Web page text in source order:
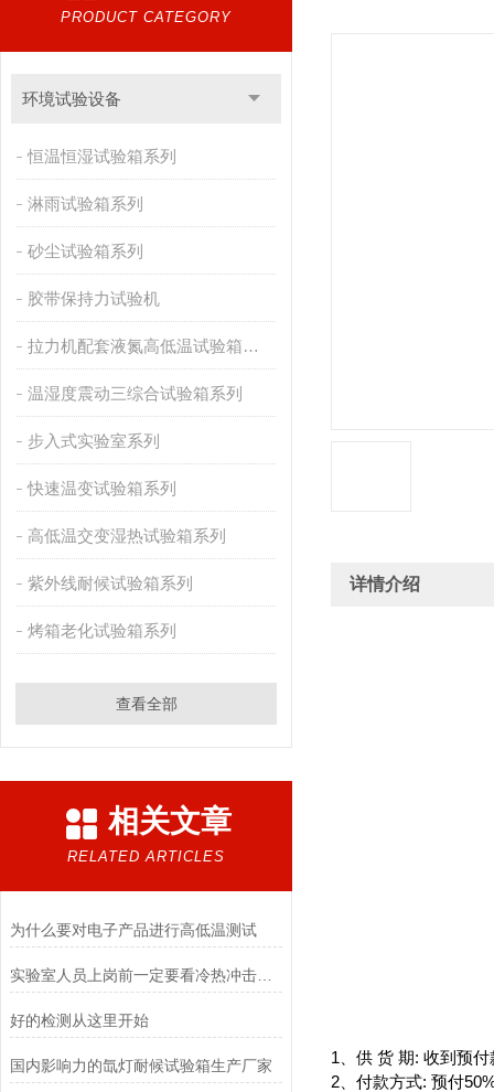
PRODUCT CATEGORY
环境试验设备
恒温恒湿试验箱系列
淋雨试验箱系列
砂尘试验箱系列
胶带保持力试验机
拉力机配套液氮高低温试验箱系列
温湿度震动三综合试验箱系列
步入式实验室系列
快速温变试验箱系列
高低温交变湿热试验箱系列
紫外线耐候试验箱系列
烤箱老化试验箱系列
查看全部
相关文章
RELATED ARTICLES
为什么要对电子产品进行高低温测试
实验室人员上岗前一定要看冷热冲击试验箱作业指导书
好的检测从这里开始
国内影响力的氙灯耐候试验箱生产厂家
详情介绍
1 、供 货 期: 收到预
2、付款方式: 预付